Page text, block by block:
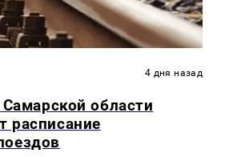
4 дня назад
области
расписание